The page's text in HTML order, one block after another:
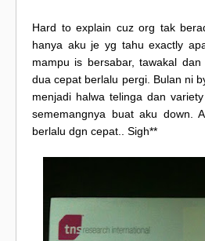
Hard to explain cuz org tak
hanya aku je yg tahu exactly
mampu is bersabar, tawakal
dua cepat berlalu pergi. Bulan ni
menjadi halwa telinga dan
sememangnya buat aku down.
berlalu dgn cepat.. Sigh**